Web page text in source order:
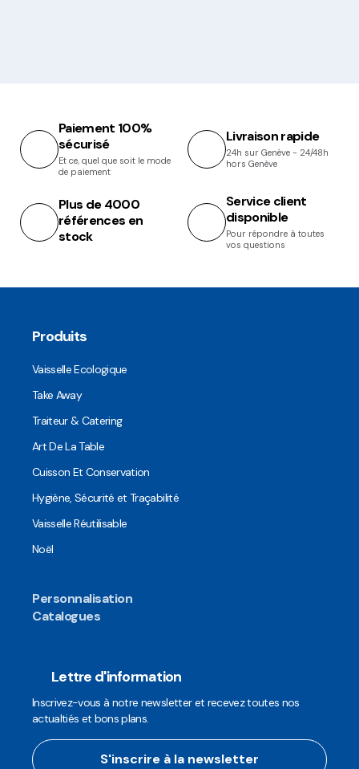
Paiement 100%
sécurisé
Et ce, quel que soit le mode
de paiement
Livraison rapide
24h sur Genève - 24/48h
hors Genève
Plus de 4000
références en
stock
Service client
disponible
Pour répondre à toutes
vos questions
Produits
Vaisselle Ecologique
Take Away
Traiteur & Catering
Art De La Table
Cuisson Et Conservation
Hygiène, Sécurité et Traçabilité
Vaisselle Réutilisable
Noël
Personnalisation
Catalogues
Lettre d'information
Inscrivez-vous à notre newsletter et recevez toutes nos
actualtiés et bons plans.
S'inscrire à la newsletter